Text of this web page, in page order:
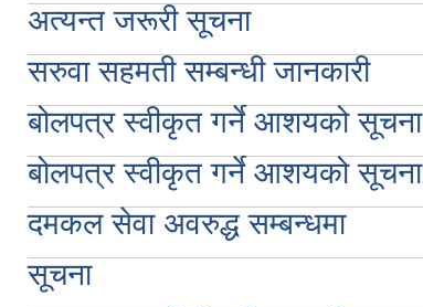
अत्यन्त जरूरी सूचना
सरुवा सहमती सम्बन्धी जानकारी
बोलपत्र स्वीकृत गर्ने आशयको सूचना
बोलपत्र स्वीकृत गर्ने आशयको सूचना
दमकल सेवा अवरुद्ध सम्बन्धमा
सूचना